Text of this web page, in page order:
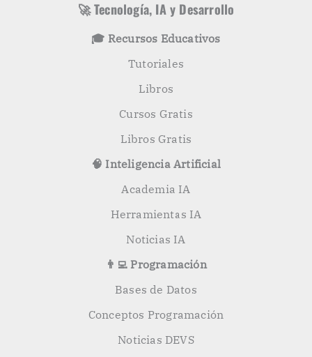
🚀 Tecnología, IA y Desarrollo
🎓 Recursos Educativos
Tutoriales
Libros
Cursos Gratis
Libros Gratis
🧠 Inteligencia Artificial
Academia IA
Herramientas IA
Noticias IA
👨‍💻 Programación
Bases de Datos
Conceptos Programación
Noticias DEVS